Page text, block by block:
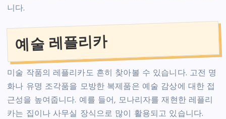
니다.
예술 레플리카
미술 작품의 레플리카도 흔히 찾아볼 수 있습니다. 고전 명
화나 유명 조각품을 모방한 복제품은 예술 감상에 대한 접
근성을 높여줍니다. 예를 들어, 모나리자를 재현한 레플리
카는 집이나 사무실 장식으로 많이 활용되고 있습니다.